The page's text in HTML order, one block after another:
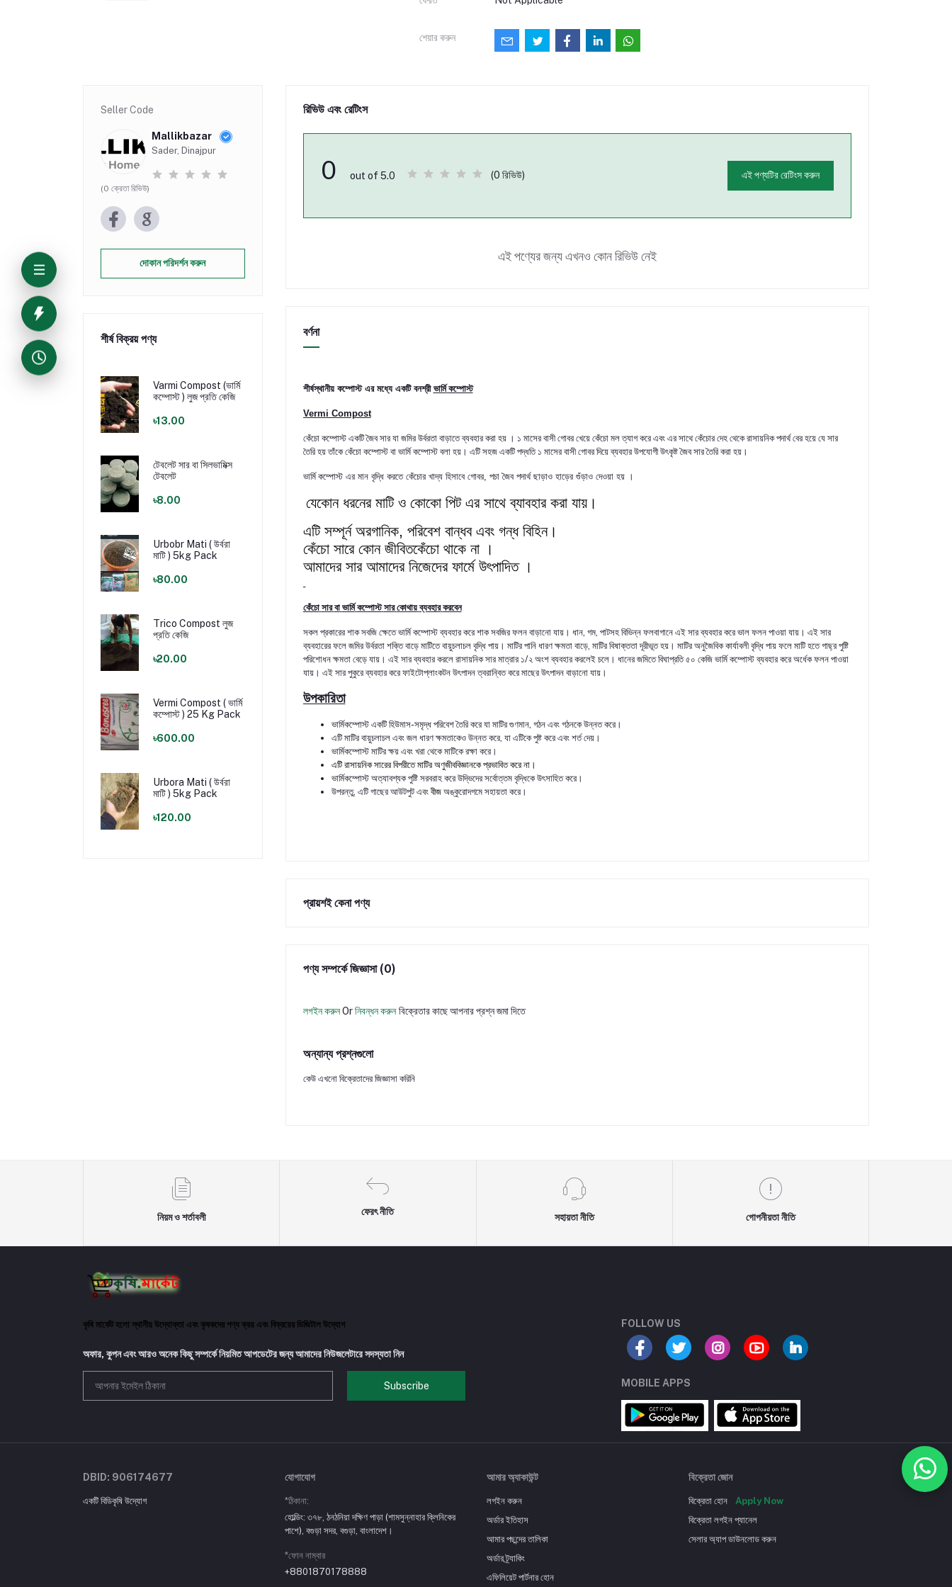
শেয়ার করুন
Seller Code
Mallikbazar
Sader, Dinajpur
(0 ক্রেতা রিভিউ)
দোকান পরিদর্শন করুন
শীর্ষ বিক্রয় পণ্য
Varmi Compost (ভার্মি
কম্পোস্ট ) লুজ প্রতি কেজি
৳13.00
টেবলেট সার বা সিলভামিক্স
টেবলেট
৳8.00
Urbobr Mati ( উর্বরা
মাটি ) 5kg Pack
৳80.00
Trico Compost লুজ
প্রতি কেজি
৳20.00
Vermi Compost ( ভার্মি
কম্পোস্ট ) 25 Kg Pack
৳600.00
Urbora Mati ( উর্বরা
মাটি ) 5kg Pack
৳120.00
রিভিউ এবং রেটিংস
0 out of 5.0 (0 রিভিউ) এই পণ্যটির রেটিংস করুন
এই পণ্যের জন্য এখনও কোন রিভিউ নেই
বর্ণনা
শীর্ষস্থানীয় কম্পোস্ট এর মধ্যে একটিবনশ্রী ভার্মি কম্পোস্ট
Vermi Compost
কেঁচো কম্পোস্ট একটি জৈব সার যা জমির উর্বরতা বাড়াতে ব্যবহার করা হয় । ১ মাসের বাসী গোবর খেয়ে কেঁচো মল ত্যাগ করে এবং এর সাথে কেঁচোর দেহ থেকে রাসায়নিক পদার্থ বের হয়ে যে সার
তৈরি হয় তাঁকে কেঁচো কম্পোস্ট বা ভার্মি কম্পোস্ট বলা হয়। এটি সহজ একটি পদ্ধতি ১ মাসের বাসী গোবর দিয়ে ব্যবহার উপযোগী উৎকৃষ্ট জৈব সার তৈরি করা হয়।
ভার্মি কম্পোস্টএর মান বৃদ্ধি করতে কেঁচোর খাদ্য হিসাবে গোবর, পচা জৈব পদার্থ ছাড়াও হাড়ের গুঁড়াও দেওয়া হয় ।
যেকোন ধরনের মাটি ও কোকো পিট এর সাথে ব্যাবহার করা যায়।
এটি সম্পূর্ন অরগানিক, পরিবেশ বান্ধব এবং গন্ধ বিহিন।
কেঁচো সারে কোন জীবিতকেঁচো থাকে না ।
আমাদের সার আমাদের নিজেদের ফার্মে উৎপাদিত ।
কেঁচো সার বা ভার্মি কম্পোস্ট সার কোথায় ব্যবহার করবেন
সকল প্রকারের শাক সবজি ক্ষেতে ভার্মি কম্পোস্ট ব্যবহার করে শাক সবজির ফলন বাড়ানো যায়। ধান, গম, পাটসহ বিভিন্ন ফলবাগানে এই সার ব্যবহার করে ভাল ফলন পাওয়া যায়। এই সার
ব্যবহারের ফলে জমির উর্বরতা শক্তি বাড়ে মাটিতে বায়ুচলাচল বৃদ্ধি পায়। মাটির পানি ধারণ ক্ষমতা বাড়ে, মাটির বিষাক্ততা দূরীভূত হয়। মাটির অনুজৈবিক কার্যাবলী বৃদ্ধি পায় ফলে মাটি হতে গাছ্র পুষ্টি
পরিশোধন ক্ষমতা বেড়ে যায়। এই সার ব্যবহার করলে রাসায়নিক সার মাত্রার ১/২ অংশ ব্যবহার করলেই চলে। ধানের জমিতে বিঘাপ্রতি ৫০ কেজি ভার্মি কম্পোস্ট ব্যবহার করে অর্ধেক ফলন পাওয়া
যায়। এই সার পুকুরে ব্যবহার করে ফাইটোপ্লাংকটন উৎপাদন ত্বরান্বিত করে মাছের উৎপাদন বাড়ানো যায়।
উপকারিতা
ভার্মিকম্পোস্ট একটি হিউমাস-সমৃদ্ধ পরিবেশ তৈরি করে যা মাটির গুণমান, গঠন এবং গঠনকে উন্নত করে।
এটি মাটির বায়ুচলাচল এবং জল ধারণ ক্ষমতাকেও উন্নত করে, যা এটিকে পুষ্ট করে এবং শর্ত দেয়।
ভার্মিকম্পোস্ট মাটির ক্ষয় এবং খরা থেকে মাটিকে রক্ষা করে।
এটি রাসায়নিক সারের বিপরীতে মাটির অণুজীববিজ্ঞানকে প্রভাবিত করে না।
ভার্মিকম্পোস্ট অত্যাবশ্যক পুষ্টি সরবরাহ করে উদ্ভিদের সর্বোত্তম বৃদ্ধিকে উৎসাহিত করে।
উপরন্তু, এটি গাছের আউটপুট এবং বীজ অঙ্কুরোদগমে সহায়তা করে।
প্রায়শই কেনা পণ্য
পণ্য সম্পর্কে জিজ্ঞাসা (0)
লগইন করুনOrনিবন্ধন করুন বিক্রেতার কাছে আপনার প্রশ্ন জমা দিতে
অন্যান্য প্রশ্নগুলো
কেউ এখনো বিক্রেতাদের জিজ্ঞাসা করিনি
নিয়ম ও শর্তাবলী
ফেরৎ নীতি
সহায়তা নীতি গোপনীয়তা নীতি
কৃষি মার্কেট হলো স্থানীয় উদ্যোক্তা এবং কৃষকদের পণ্য ক্রয় এবং বিক্রয়ের ডিজিটাল উদ্যোগ
অফার, কুপন এবং আরও অনেক কিছু সম্পর্কে নিয়মিত আপডেটের জন্য আমাদের নিউজলেটারে সদস্যতা নিন
Subscribe
FOLLOW US
MOBILE APPS
DBID: 906174677
একটি বিডিকৃষি উদ্যোগ
যোগাযোগ
*ঠিকানা:
হোল্ডিং: ৩৭৮, ঠনঠনিয়া দক্ষিণ পাড়া (শামসুন্নাহার ক্লিনিকের
পাশে), বগুড়া সদর, বগুড়া, বাংলাদেশ।
*ফোন নাম্বার
+8801870178888
আমার অ্যাকাউন্ট
লগইন করুন
অর্ডার ইতিহাস
আমার পছন্দের তালিকা
অর্ডার ট্র্যাকিং
এফিলিয়েট পার্টনার হোন
বিক্রেতা জোন
বিক্রেতা হোন
Apply Now
বিক্রেতা লগইন প্যানেল
সেলার অ্যাপ ডাউনলোড করুন